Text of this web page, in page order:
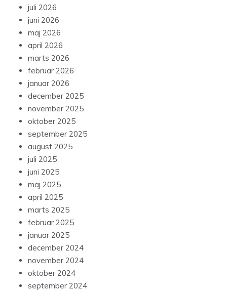
juli 2026
juni 2026
maj 2026
april 2026
marts 2026
februar 2026
januar 2026
december 2025
november 2025
oktober 2025
september 2025
august 2025
juli 2025
juni 2025
maj 2025
april 2025
marts 2025
februar 2025
januar 2025
december 2024
november 2024
oktober 2024
september 2024